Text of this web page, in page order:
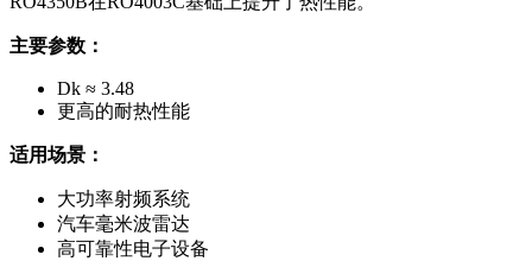
主要参数：
Dk ≈ 3.48
更高的耐热性能
适用场景：
大功率射频系统
汽车毫米波雷达
高可靠性电子设备